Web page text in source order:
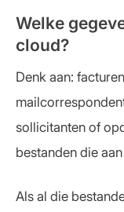
Welke
cloud?
Denk aan:
sollicitanten of
bestanden die
Als al die